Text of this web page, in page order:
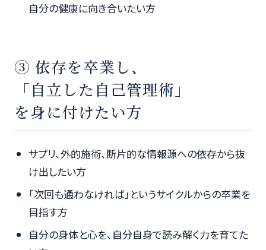
自分の健康に向き合いたい方
③ 依存を卒業し、
「自立した自己管理術」
を身に付けたい方
サプリ、外的施術、断片的な情報源への依存から抜
け出したい方
「次回も通わなければ」というサイクルからの卒業を
目指す方
自分の身体と心を、自分自身で読み解く力を育てた